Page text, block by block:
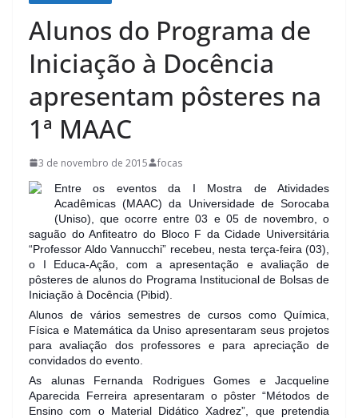
Alunos do Programa de
Iniciação à Docência
apresentam pôsteres na
1ª MAAC
3 de novembro de 2015 focas
Entre os eventos da I Mostra de Atividades
Acadêmicas (MAAC) da Universidade de Sorocaba
(Uniso), que ocorre entre 03 e 05 de novembro, o
saguão do Anfiteatro do Bloco F da Cidade Universitária
“Professor Aldo Vannucchi” recebeu, nesta terça-feira (03),
o I Educa-Ação, com a apresentação e avaliação de
pôsteres de alunos do Programa Institucional de Bolsas de
Iniciação à Docência (Pibid).
Alunos de vários semestres de cursos como Química,
Física e Matemática da Uniso apresentaram seus projetos
para avaliação dos professores e para apreciação de
convidados do evento.
As alunas Fernanda Rodrigues Gomes e Jacqueline
Aparecida Ferreira apresentaram o pôster “Métodos de
Ensino com o Material Didático Xadrez”, que pretendia